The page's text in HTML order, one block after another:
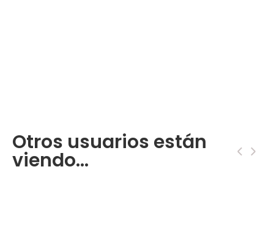
Otros usuarios están
viendo... ‹ ›